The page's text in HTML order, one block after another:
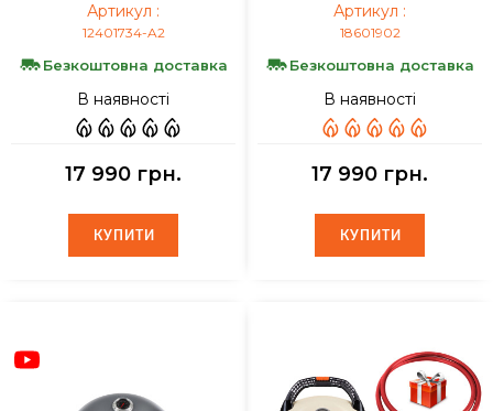
Артикул :
12401734-A2
Безкоштовна доставка
В наявності
17 990 грн.
КУПИТИ
КУПИТИ
Артикул :
18601902
Безкоштовна доставка
В наявності
17 990 грн.
КУПИТИ
КУПИТИ